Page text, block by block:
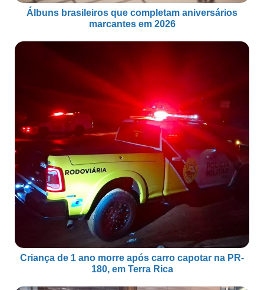
Álbuns brasileiros que completam aniversários
marcantes em 2026
Criança de 1 ano morre após carro capotar na PR-
180, em Terra Rica